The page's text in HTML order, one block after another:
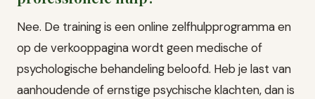
Nee. De training is een online zelfhulpprogramma en
op de verkooppagina wordt geen medische of
psychologische behandeling beloofd. Heb je last van
aanhoudende of ernstige psychische klachten, dan is